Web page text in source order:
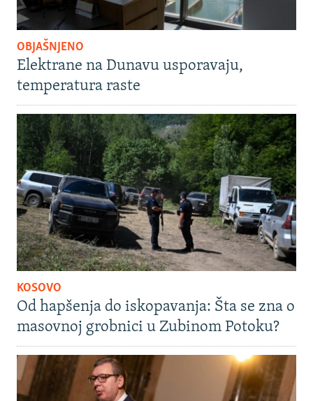
OBJAŠNJENO
Elektrane na Dunavu usporavaju,
temperatura raste
KOSOVO
Od hapšenja do iskopavanja: Šta se zna o
masovnoj grobnici u Zubinom Potoku?